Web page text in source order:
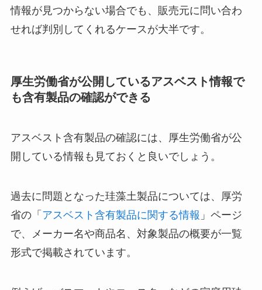
情報が見つからない場合でも、販売元に問い合わ
せれば判別してくれるケースが大半です。
厚生労働省が公開しているアスベスト情報で
も含有製品の確認ができる
アスベスト含有製品の確認には、厚生労働省が公
開している情報も見ておくと良いでしょう。
過去に問題となった珪藻土製品については、厚労
省の「 アスベスト含有製品に関する情報 」ページ
で、メーカー名や商品名、対象製品の概要が一覧
形式で掲載されています。